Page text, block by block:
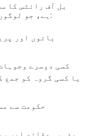
بل آف رائٹس کا
ہے، جو لوگوں کے حقوق کی حفاظت کرتا ہے:
باتوں اور
کسی دوسرے
یا کسی گروہ کو جمع
حکومت سے